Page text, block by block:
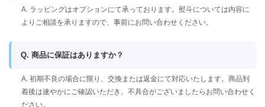
A. ラッピングはオプションにて承っております。熨斗については内容に
よりご相談を承りますので、事前にお問い合わせください。
Q. 商品に保証はありますか？
A. 初期不良の場合に限り、交換または返金にて対応いたします。商品到
着後は速やかにご確認いただき、不具合がございましたらお問い合わせく
ださい。